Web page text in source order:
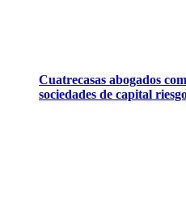
Cuatrecasas abogados
sociedades de capital